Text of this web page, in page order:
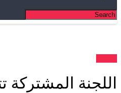
اللجنة المشتركة تتظاهر